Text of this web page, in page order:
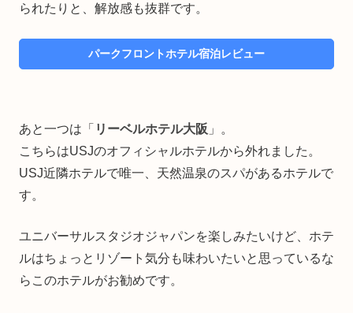
られたりと、解放感も抜群です。
パークフロントホテル宿泊レビュー
あと一つは「 リーベルホテル大阪 」。
こちらはUSJのオフィシャルホテルから外れました。
USJ近隣ホテルで唯一、天然温泉のスパがあるホテルで
す。
ユニバーサルスタジオジャパンを楽しみたいけど、ホテ
ルはちょっとリゾート気分も味わいたいと思っているな
らこのホテルがお勧めです。